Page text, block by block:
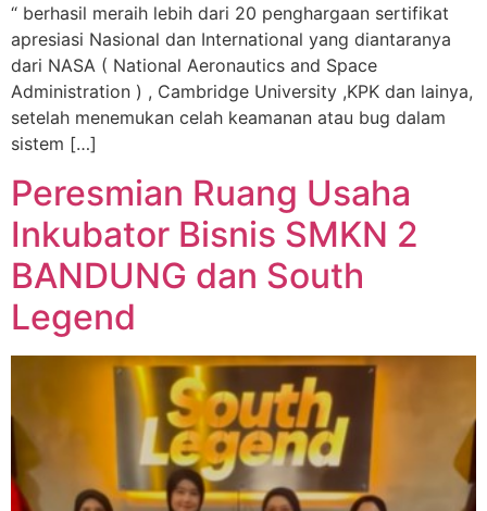
“ berhasil meraih lebih dari 20 penghargaan sertifikat
apresiasi Nasional dan International yang diantaranya
dari NASA ( National Aeronautics and Space
Administration ) , Cambridge University ,KPK dan lainya,
setelah menemukan celah keamanan atau bug dalam
sistem […]
Peresmian Ruang Usaha
Inkubator Bisnis SMKN 2
BANDUNG dan South
Legend